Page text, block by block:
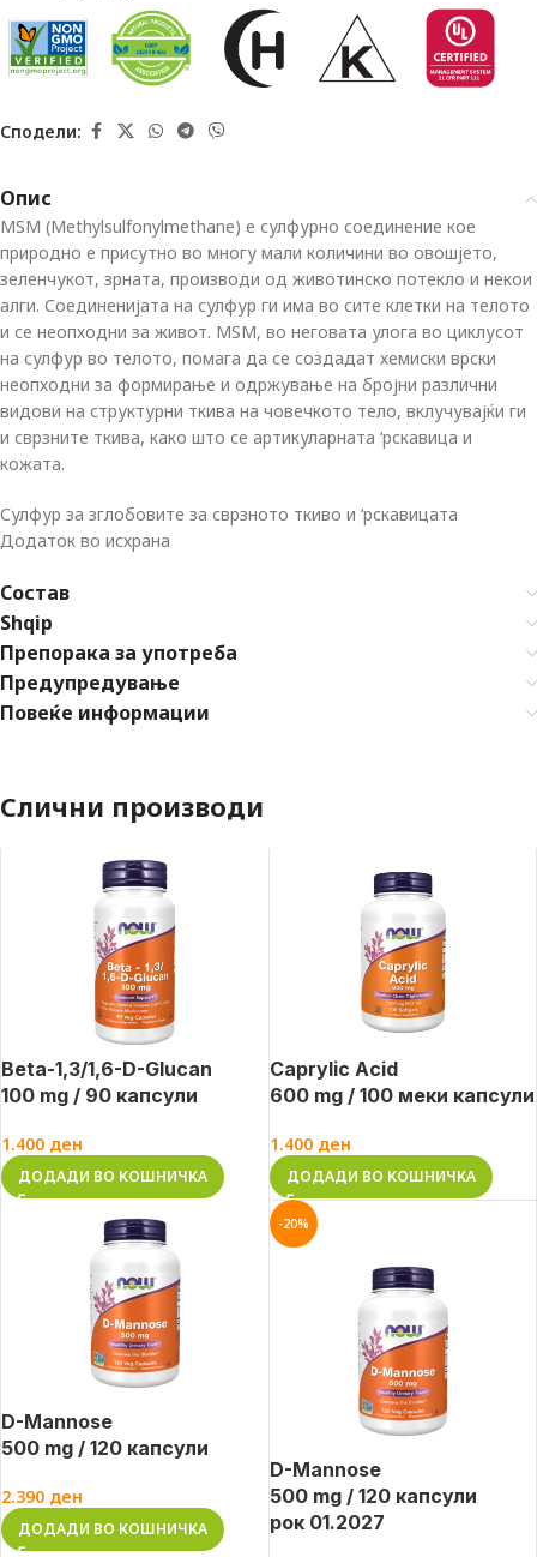
Сподели:
Опис
MSM (Methylsulfonylmethane) е сулфурно соединение кое
природно е присутно во многу мали количини во овошјето,
зеленчукот, зрната, производи од животинско потекло и некои
алги. Соединенијата на сулфур ги има во сите клетки на телото
и се неопходни за живот. MSM, во неговата улога во циклусот
на сулфур во телото, помага да се создадат хемиски врски
неопходни за формирање и одржување на бројни различни
видови на структурни ткива на човечкото тело, вклучувајќи ги
и сврзните ткива, како што се артикуларната ‘рскавица и
кожата.
Сулфур за зглобовите за сврзното ткиво и ‘рскавицата
Додаток во исхрана
Состав
Shqip
Препорака за употреба
Предупредување
Повеќе информации
Слични производи
Beta-1,3/1,6-D-Glucan
100 mg / 90 капсули
1.400 ден
ДОДАДИ ВО КОШНИЧКА
Caprylic Acid
600 mg / 100 меки капсули
1.400 ден
ДОДАДИ ВО КОШНИЧКА
D-Mannose
500 mg / 120 капсули
2.390 ден
ДОДАДИ ВО КОШНИЧКА
-20%
D-Mannose
500 mg / 120 капсули
рок 01.2027